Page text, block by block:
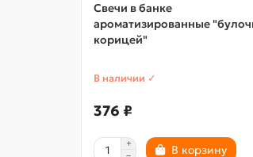
Свечи в банке
ароматизированные
корицей"
В наличии ✓
376 ₽
В корзину